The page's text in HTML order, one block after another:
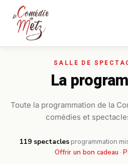
Passer au contenu principal
La
Toute la programmation de la
comédies et
119 spectacles· programmation
Offrir un bon cadeau ·